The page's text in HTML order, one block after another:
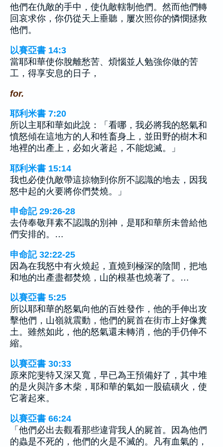
他們在仇敵的手中，使仇敵轄制他們。然而他們轉
回哀求你，你仍從天上垂聽，屢次照你的憐憫拯救
他們。
以賽亞書 14:3
當耶和華使你脫離愁苦、煩惱並人勉強你做的苦
工，得享安息的日子，
for.
耶利米書 7:20
所以主耶和華如此說：「看哪，我必將我的怒氣和
憤怒傾在這地方的人和牲畜身上，並田野的樹木和
地裡的出產上，必如火著起，不能熄滅。」
耶利米書 15:14
我也必使仇敵帶這掠物到你所不認識的地去，因我
怒中起的火要將你們焚燒。」
申命記 29:26-28
去侍奉敬拜素不認識的別神，是耶和華所未曾給他
們安排的。…
申命記 32:22-25
因為在我怒中有火燒起，直燒到極深的陰間，把地
和地的出產盡都焚燒，山的根基也燒著了。…
以賽亞書 5:25
所以耶和華的怒氣向他的百姓發作，他的手伸出攻
擊他們，山嶺就震動，他們的屍首在街市上好像糞
土。雖然如此，他的怒氣還未轉消，他的手仍伸不
縮。
以賽亞書 30:33
原來陀斐特又深又寬，早已為王預備好了，其中堆
的是火與許多木柴，耶和華的氣如一股硫磺火，使
它著起來。
以賽亞書 66:24
「他們必出去觀看那些違背我人的屍首。因為他們
的蟲是不死的，他們的火是不滅的。凡有血氣的，